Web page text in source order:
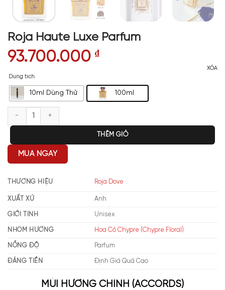
Roja Haute Luxe Parfum
93.700.000 ₫
Dung tích
10ml Dùng Thử 100ml
XÓA
Roja Haute Luxe Parfum số lượng
THÊM GIỎ
MUA NGAY
THƯƠNG HIỆU Roja Dove
XUẤT XỨ Anh
GIỚI TÍNH Unisex
NHÓM HƯƠNG Hoa Cỏ Chypre (Chypre Floral)
NỒNG ĐỘ Parfum
ĐÁNG TIỀN Định Giá Quá Cao
MÙI HƯƠNG CHÍNH (ACCORDS)